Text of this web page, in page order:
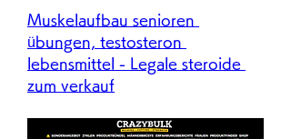
Muskelaufbau senioren
übungen, testosteron
lebensmittel - Legale steroide
zum verkauf